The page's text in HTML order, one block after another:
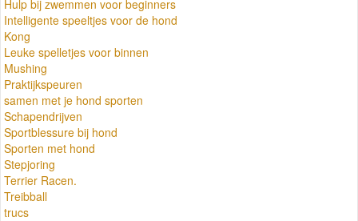
Hulp bij zwemmen voor beginners
Intelligente speeltjes voor de hond
Kong
Leuke spelletjes voor binnen
Mushing
Praktijkspeuren
samen met je hond sporten
Schapendrijven
Sportblessure bij hond
Sporten met hond
Stepjoring
Terrier Racen.
Treibball
trucs